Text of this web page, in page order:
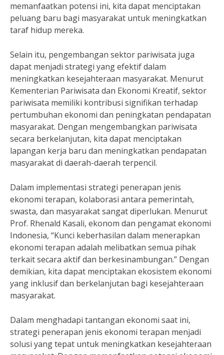
memanfaatkan potensi ini, kita dapat menciptakan
peluang baru bagi masyarakat untuk meningkatkan
taraf hidup mereka.
Selain itu, pengembangan sektor pariwisata juga
dapat menjadi strategi yang efektif dalam
meningkatkan kesejahteraan masyarakat. Menurut
Kementerian Pariwisata dan Ekonomi Kreatif, sektor
pariwisata memiliki kontribusi signifikan terhadap
pertumbuhan ekonomi dan peningkatan pendapatan
masyarakat. Dengan mengembangkan pariwisata
secara berkelanjutan, kita dapat menciptakan
lapangan kerja baru dan meningkatkan pendapatan
masyarakat di daerah-daerah terpencil.
Dalam implementasi strategi penerapan jenis
ekonomi terapan, kolaborasi antara pemerintah,
swasta, dan masyarakat sangat diperlukan. Menurut
Prof. Rhenald Kasali, ekonom dan pengamat ekonomi
Indonesia, “Kunci keberhasilan dalam menerapkan
ekonomi terapan adalah melibatkan semua pihak
terkait secara aktif dan berkesinambungan.” Dengan
demikian, kita dapat menciptakan ekosistem ekonomi
yang inklusif dan berkelanjutan bagi kesejahteraan
masyarakat.
Dalam menghadapi tantangan ekonomi saat ini,
strategi penerapan jenis ekonomi terapan menjadi
solusi yang tepat untuk meningkatkan kesejahteraan